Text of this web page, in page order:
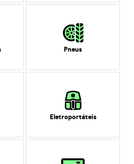
Pneus
Eletroportáteis